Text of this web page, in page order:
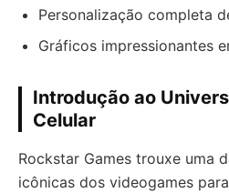
Personalização completa
Gráficos impressionantes
Introdução ao
Celular
Rockstar Games trouxe uma
icônicas dos videogames